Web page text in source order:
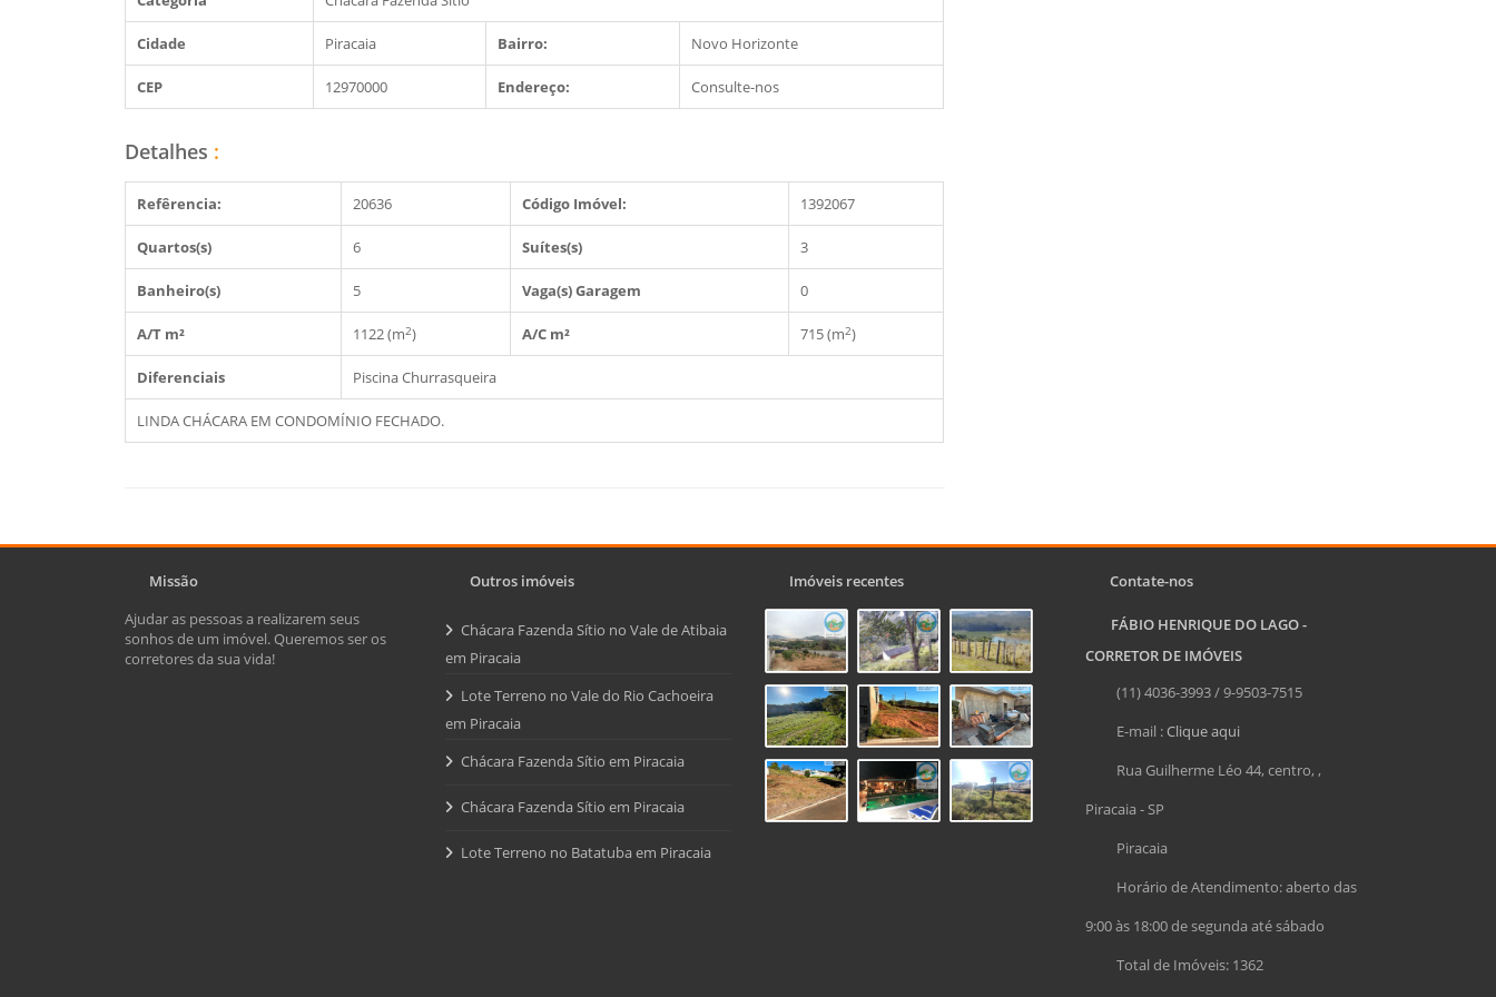
Cidade Piracaia Bairro: Novo Horizonte
CEP 12970000 Endereço: Consulte-nos
Detalhes :
Refêrencia: 20636 Código Imóvel: 1392067
Quartos(s) 6 Suítes(s) 3
Banheiro(s) 5 Vaga(s) Garagem 0
A/T m² 1122 (m2) A/C m² 715 (m2)
Diferenciais PiscinaChurrasqueira
LINDA CHÁCARA EM CONDOMÍNIO FECHADO.
Missão
Ajudar as pessoas a realizarem seus
sonhos de um imóvel. Queremos ser os
corretores da sua vida!
Outros imóveis
Chácara Fazenda Sítio no Vale de Atibaia
em Piracaia
Lote Terreno no Vale do Rio Cachoeira
em Piracaia
Chácara Fazenda Sítio em Piracaia
Chácara Fazenda Sítio em Piracaia
Lote Terreno no Batatuba em Piracaia
Imóveis recentes Contate-nos
FÁBIO HENRIQUE DO LAGO -
CORRETOR DE IMÓVEIS
(11) 4036-3993 / 9-9503-7515
E-mail :Clique aqui
Rua Guilherme Léo 44, centro, ,
Piracaia - SP
Piracaia
Horário de Atendimento: aberto das
9:00 às 18:00 de segunda até sábado
Total de Imóveis: 1362